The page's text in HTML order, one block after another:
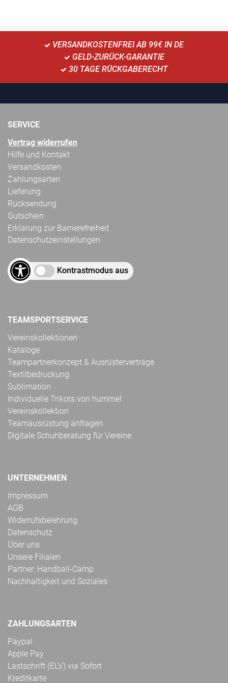
VERSANDKOSTENFREI AB 99€ IN DE
GELD-ZURÜCK-GARANTIE
30 TAGE RÜCKGABERECHT
SERVICE
Vertrag widerrufen
Hilfe und Kontakt
Versandkosten
Zahlungsarten
Lieferung
Rücksendung
Gutschein
Erklärung zur Barrierefreiheit
Datenschutzeinstellungen
Kontrastmodus aus
TEAMSPORTSERVICE
Vereinskollektionen
Kataloge
Teampartnerkonzept & Ausrüsterverträge
Textilbedruckung
Sublimation
Individuelle Trikots von hummel
Vereinskollektion
Teamausrüstung anfragen
Digitale Schuhberatung für Vereine
UNTERNEHMEN
Impressum
AGB
Widerrufsbelehrung
Datenschutz
Über uns
Unsere Filialen
Partner: Handball-Camp
Nachhaltigkeit und Soziales
ZAHLUNGSARTEN
Paypal
Apple Pay
Lastschrift (ELV) via Sofort
Kreditkarte